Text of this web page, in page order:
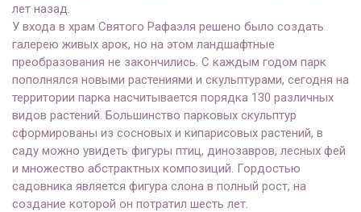
лет назад.
У входа в храм Святого Рафаэля решено было создать
галерею живых арок, но на этом ландшафтные
преобразования не закончились. С каждым годом парк
пополнялся новыми растениями и скульптурами, сегодня на
территории парка насчитывается порядка 130 различных
видов растений. Большинство парковых скульптур
сформированы из сосновых и кипарисовых растений, в
саду можно увидеть фигуры птиц, динозавров, лесных фей
и множество абстрактных композиций. Гордостью
садовника является фигура слона в полный рост, на
создание которой он потратил шесть лет.